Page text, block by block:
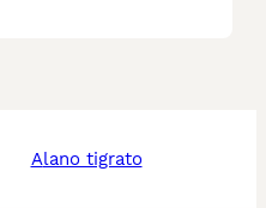
alano tigrato